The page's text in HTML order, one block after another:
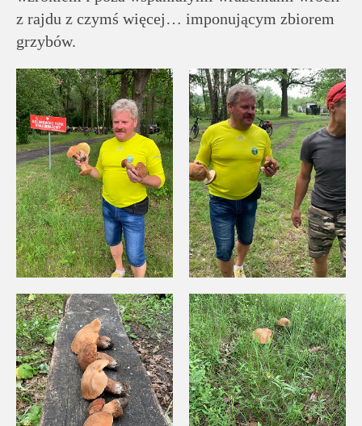
z rajdu z czymś więcej… imponującym zbiorem
grzybów.